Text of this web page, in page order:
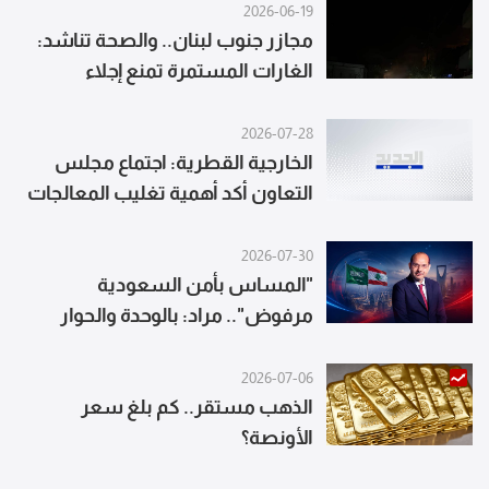
2026-06-19
مجازر جنوب لبنان.. والصحة تناشد:
الغارات المستمرة تمنع إجلاء
2026-07-28
الخارجية القطرية: اجتماع مجلس
التعاون أكد أهمية تغليب المعالجات
مقبولة لكل الأطراف
2026-07-30
"المساس بأمن السعودية
مرفوض".. مراد: بالوحدة والحوار
2026-07-06
الذهب مستقر.. كم بلغ سعر
الأونصة؟